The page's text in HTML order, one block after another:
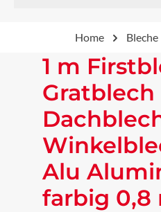
Home Bleche
1 m
Gratblech
Alu
farbig 0,8